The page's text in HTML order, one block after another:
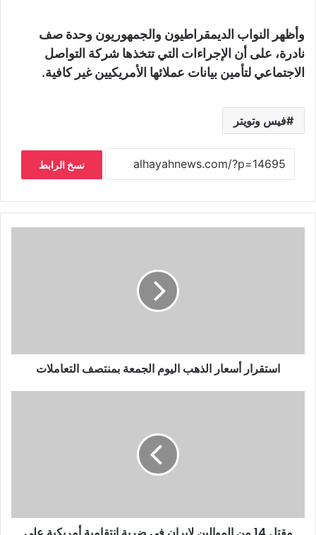
وأظهر النواب الديمقراطيون والجمهوريون وحدة صف
نادرة، على أن الإجراءات التي تتخذها شركة التواصل
الاجتماعي لتأمين بيانات عملائها الأمريكيين غير كافية.
فيس وتويتر
نسخ الرابط
استقرار أسعار الذهب اليوم الجمعة بمنتصف التعاملات